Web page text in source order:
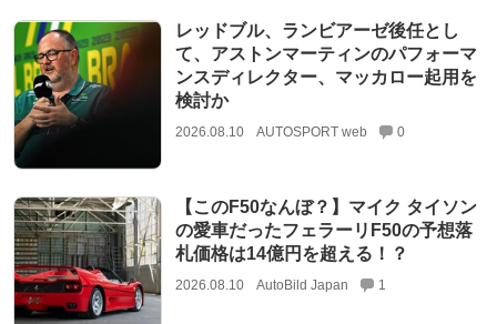
レッドブル、ランビアーゼ後任とし
て、アストンマーティンのパフォーマ
ンスディレクター、マッカロー起用を
検討か
2026.08.10 AUTOSPORT web 0
【このF50なんぼ？】マイク タイソン
の愛車だったフェラーリF50の予想落
札価格は14億円を超える！？
2026.08.10 AutoBild Japan 1